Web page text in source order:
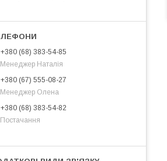
+380 (68) 383-54-85
Менеджер Наталія
+380 (67) 555-08-27
Менеджер Олена
+380 (68) 383-54-82
Постачання